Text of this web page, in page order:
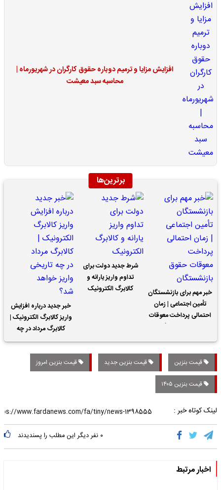
افزایش مزایا و ترمیم دوباره حقوق کارگران در شهریورماه |
محاسبه سبد معیشت
برترین‌ها
خبر مهم برای بازنشستگان
تأمین اجتماعی | زمان
احتمالی پرداخت معوقات
شرط جدید دولت برای
تداوم واریز یارانه و
کالابرگ الکترونیک
خبر جدید درباره افزایش
واریز کالابرگ الکترونیک |
کالابرگ مرداد در چه
تاریخی واریز خواهد شد؟
قیمت بنزین قیمت بنزین جدید قیمت بنزین امروز
قیمت بنزین ۱۴۰۵
لینک کوتاه خبر :
۰ نفر دیگر این مطلب را پسندیدند
اخبار مرتبط